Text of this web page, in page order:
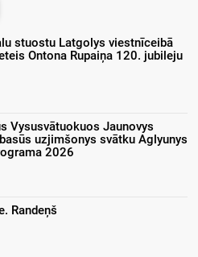
stuostu Latgolys viestnīceibā
Ontona Rupaiņa 120. jubileju
Vysusvātuokuos Jaunovys
uzjimšonys svātku Aglyunys
2026
Randeņš